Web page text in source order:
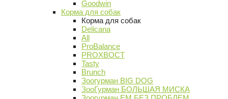
Goodwin
Корма для собак
Корма для собак
Delicana
All
ProBalance
PROХВОСТ
Tasty
Brunch
Зоогурман BIG DOG
ЗооГурман БОЛЬШАЯ МИСКА